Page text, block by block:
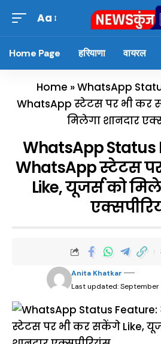
Aa
Home Page हरियाणा वायरल
Home »WhatsApp
WhatsApp स्टेटस पर भी कर
मिलेगा शानदार
WhatsApp Status
WhatsApp स्टेटस
Like, यूजर्स को
Last updated: September
Anita Khatkar